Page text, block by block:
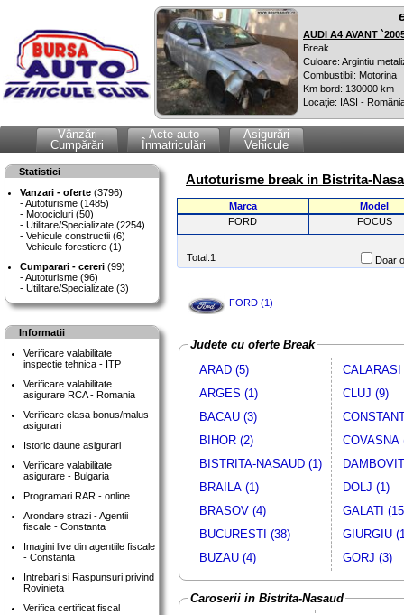
AUDI A4 AVANT
Break
Culoare: Argintiu
Combustibil: Motorina
Km bord: 130000 km
Locaţie: IASI -
Vânzări
Cumpărări
Acte auto
Înmatriculări
Asigurări
Vehicule
Statistici
Vanzari - oferte (3796)
Autoturisme (1485)
Motocicluri (50)
Utilitare/Specializate (2254)
Vehicule constructii (6)
Vehicule forestiere (1)
Cumparari - cereri (99)
Autoturisme (96)
Utilitare/Specializate (3)
Informatii
Verificare valabilitate
inspectie tehnica - ITP
Verificare valabilitate
asigurare RCA - Romania
Verificare clasa bonus/malus
asigurari
Istoric daune asigurari
Verificare valabilitate
asigurare - Bulgaria
Programari RAR - online
Arondare strazi - Agentii
fiscale - Constanta
Imagini live din agentiile fiscale
- Constanta
Intrebari si Raspunsuri privind
Rovinieta
Verifica certificat fiscal
Autoturisme break in Bistrita-
Marca
Model
FORD
FOCUS
Total:1 Doar
FORD (1)
Judete cu oferte Break
ARAD (5)
ARGES (1)
BACAU (3)
BIHOR (2)
BISTRITA-NASAUD (1)
BRAILA (1)
BRASOV (4)
BUCURESTI (38)
BUZAU (4)
CALARASI
CLUJ (9)
COVASNA
DOLJ (1)
GALATI
GIURGIU
GORJ (3)
Caroserii in Bistrita-Nasaud